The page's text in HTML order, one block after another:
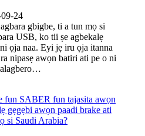
24
gbigbe, ti a tun mọ si
USB, ko tii ṣe agbekalẹ
ọja naa. Eyi jẹ iru ọja itanna
nipasẹ awọn batiri ati pe o ni